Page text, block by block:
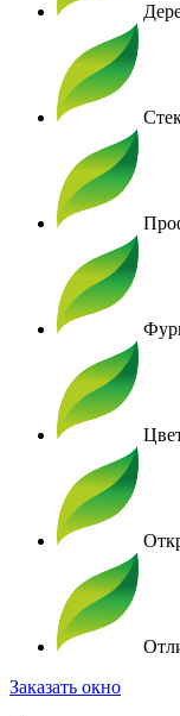
Заказать окно